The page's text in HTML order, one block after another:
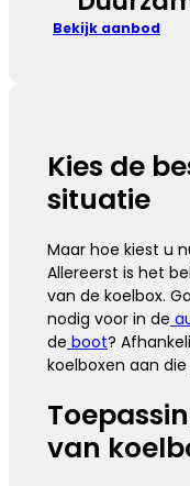
Bekijk aanbod
Kies de
situatie
Maar hoe kiest u
Allereerst is het
van de koelbox.
nodig voor in de
de boot?
koelboxen aan
van